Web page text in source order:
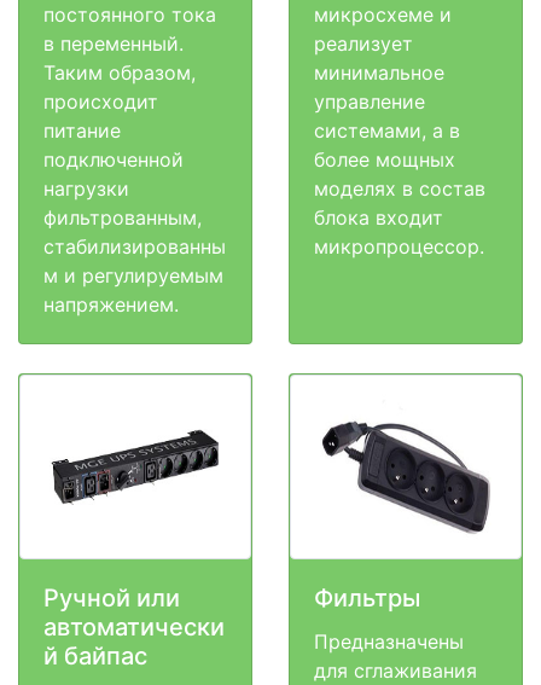
постоянного тока
в переменный.
Таким образом,
происходит
питание
подключенной
нагрузки
фильтрованным,
стабилизированны
м и регулируемым
напряжением.
микросхеме и
реализует
минимальное
управление
системами, а в
более мощных
моделях в состав
блока входит
микропроцессор.
Ручной или
автоматически
й байпас
Фильтры
Предназначены
для сглаживания